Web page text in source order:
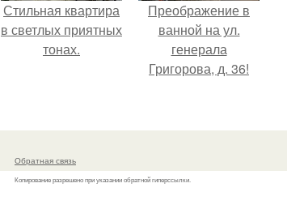
Стильная квартира
в светлых приятных
тонах.
Преображение в
ванной на ул.
генерала
Григорова, д. 36!
Обратная связь
Копирование разрешено при указании обратной гиперссылки.